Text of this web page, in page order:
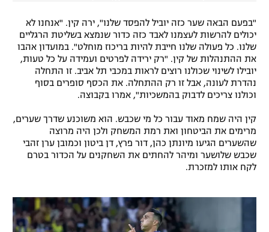
"בפעם הבאה שער כזה יוביל להפסד שלנו", ירה קין. "אנחנו לא
יכולים להרשות לעצמנו לאבד כזה כדור שנמצא בשליטת הרגליים
שלנו. כל פעולה שלנו חייבת להיות בריכוז מוחלט". במועדון אהבו
את ההתנהלות של קין. "רק ירידה לפרטים ועמידה על כל טעות,
יובילו לשינוי שכולנו רוצים לראות במכבי תל אביב. זו התחלה
נהדרת לעונה, אבל זו רק ההתחלה. את הכסף סופרים בסוף
וכולנו צריכים לדבוק בהמשכיות", אמרו בקבוצה.
קין היה שמח מאוד עבור כל מי שכבש. הוא משוכנע שדרך שערים,
מרימים את הביטחון ואת רמת המשחק ולכן היה מרוצה
שהשערים הגיעו מיונתן כהן, דור פרץ, דן ביטון וכמובן ערן זהבי
שכבש שלושער ומיהר להחתים את השחקנים על הכדור בטרם
לקח אותו למזכרת.